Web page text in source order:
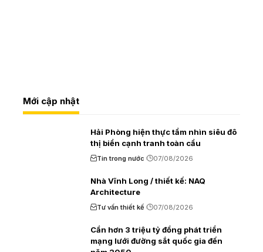
Mới cập nhật
Hải Phòng hiện thực tầm nhìn siêu đô
thị biển cạnh tranh toàn cầu
Tin trong nước 07/08/2026
Nhà Vĩnh Long / thiết kế: NAQ
Architecture
Tư vấn thiết kế 07/08/2026
Cần hơn 3 triệu tỷ đồng phát triển
mạng lưới đường sắt quốc gia đến